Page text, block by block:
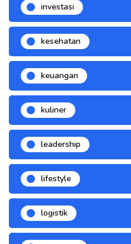
investasi
kesehatan
keuangan
kuliner
leadership
lifestyle
logistik